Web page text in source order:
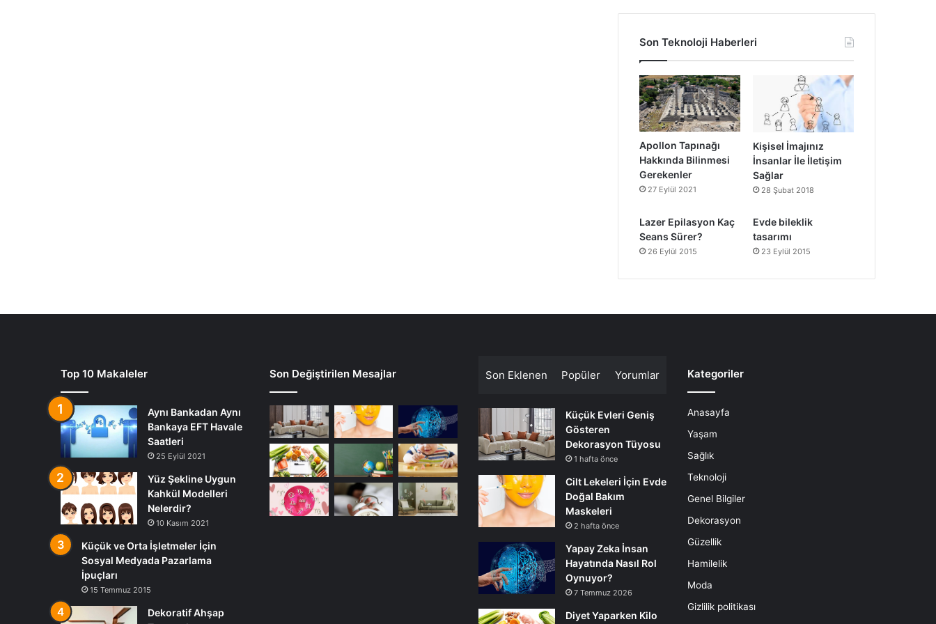
Son Teknoloji Haberleri
Apollon Tapınağı
Hakkında Bilinmesi
Gerekenler
27 Eylül 2021
Kişisel İmajınız
İnsanlar İle İletişim
Sağlar
28 Şubat 2018
Lazer Epilasyon Kaç
Seans Sürer?
26 Eylül 2015
Evde bileklik
tasarımı
23 Eylül 2015
Top 10 Makaleler
Aynı Bankadan Aynı
Bankaya EFT Havale
Saatleri
25 Eylül 2021
Yüz Şekline Uygun
Kahkül Modelleri
Nelerdir?
10 Kasım 2021
Küçük ve Orta İşletmeler İçin
Sosyal Medyada Pazarlama
İpuçları
15 Temmuz 2015
Dekoratif Ahşap
Son Değiştirilen Mesajlar Son Eklenen Popüler Yorumlar
Küçük Evleri Geniş
Gösteren
Dekorasyon Tüyosu
1 hafta önce
Cilt Lekeleri İçin Evde
Doğal Bakım
Maskeleri
2 hafta önce
Yapay Zeka İnsan
Hayatında Nasıl Rol
Oynuyor?
7 Temmuz 2026
Diyet Yaparken Kilo
Kategoriler
Anasayfa
Yaşam
Sağlık
Teknoloji
Genel Bilgiler
Dekorasyon
Güzellik
Hamilelik
Moda
Gizlilik politikası